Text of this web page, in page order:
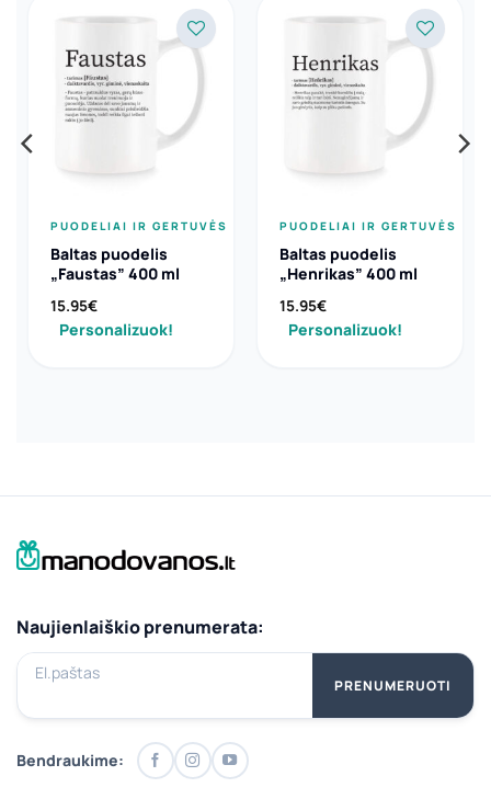
PUODELIAI IR GERTUVĖS
Baltas puodelis
„Faustas” 400 ml
15.95€
Personalizuok!
PUODELIAI IR GERTUVĖS
Baltas puodelis
„Henrikas” 400 ml
15.95€
Personalizuok!
Naujienlaiškio prenumerata:
El.paštas
PRENUMERUOTI
Bendraukime: